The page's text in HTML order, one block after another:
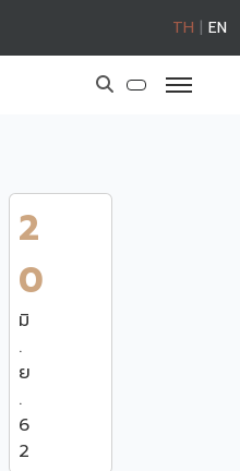
TH | EN
2
0
มิ
.
ย
.
6
2